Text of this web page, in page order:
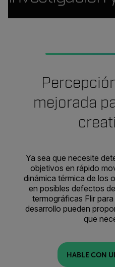
mejorada
Ya sea que necesite
objetivos en rápido
dinámica térmica de los
en posibles defectos
termográficas Flir
desarrollo pueden
que
HABLE CON